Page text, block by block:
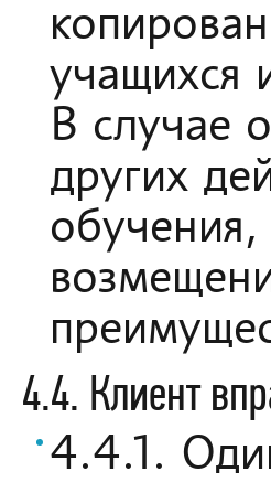
учащихся
В случае
других
4.4. Клиент
4.4.1.